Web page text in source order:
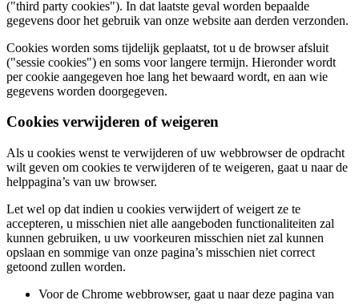
("third party cookies"). In dat laatste geval worden bepaalde
gegevens door het gebruik van onze website aan derden verzonden.
Cookies worden soms tijdelijk geplaatst, tot u de browser afsluit
("sessie cookies") en soms voor langere termijn. Hieronder wordt
per cookie aangegeven hoe lang het bewaard wordt, en aan wie
gegevens worden doorgegeven.
Cookies verwijderen of weigeren
Als u cookies wenst te verwijderen of uw webbrowser de opdracht
wilt geven om cookies te verwijderen of te weigeren, gaat u naar de
helppagina’s van uw browser.
Let wel op dat indien u cookies verwijdert of weigert ze te
accepteren, u misschien niet alle aangeboden functionaliteiten zal
kunnen gebruiken, u uw voorkeuren misschien niet zal kunnen
opslaan en sommige van onze pagina’s misschien niet correct
getoond zullen worden.
Voor de Chrome webbrowser, gaat u naar deze pagina van